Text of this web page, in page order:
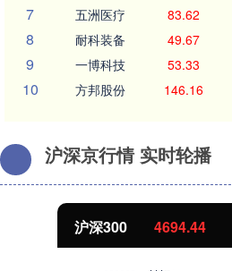
7 五洲医疗 83.62
8 耐科装备 49.67
9 一博科技 53.33
10 方邦股份 146.16
沪深京行情 实时轮播
沪深300 4694.44